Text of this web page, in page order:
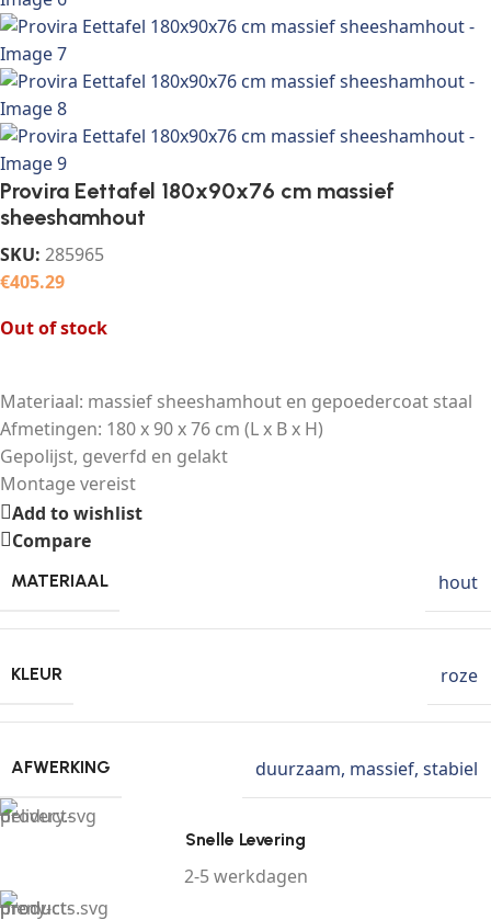
Provira Eettafel 180x90x76 cm massief
sheeshamhout
SKU: 285965
€405.29
Out of stock
Materiaal: massief sheeshamhout en gepoedercoat staal
Afmetingen: 180 x 90 x 76 cm (L x B x H)
Gepolijst, geverfd en gelakt
Montage vereist
Add to wishlist
Compare
MATERIAAL hout
KLEUR roze
AFWERKING duurzaam, massief, stabiel
Snelle Levering
2-5 werkdagen